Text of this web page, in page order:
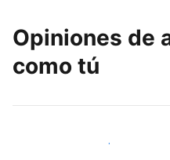
Opiniones de
como tú
Únete a anfitriones